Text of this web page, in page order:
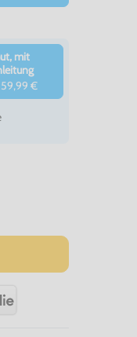
mit
59,99 €